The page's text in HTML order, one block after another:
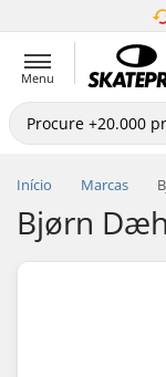
Menu
Início Marcas
Bjørn